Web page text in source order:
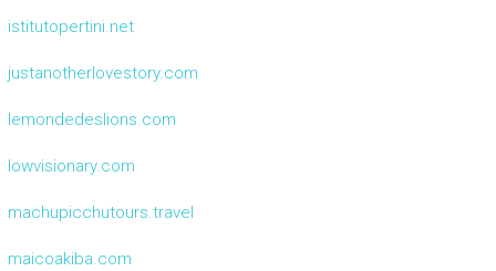
istitutopertini.net
justanotherlovestory.com
lemondedeslions.com
lowvisionary.com
machupicchutours.travel
maicoakiba.com